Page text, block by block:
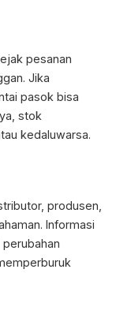
pesanan
Jika
pasok bisa
stok
kedaluwarsa.
produsen,
Informasi